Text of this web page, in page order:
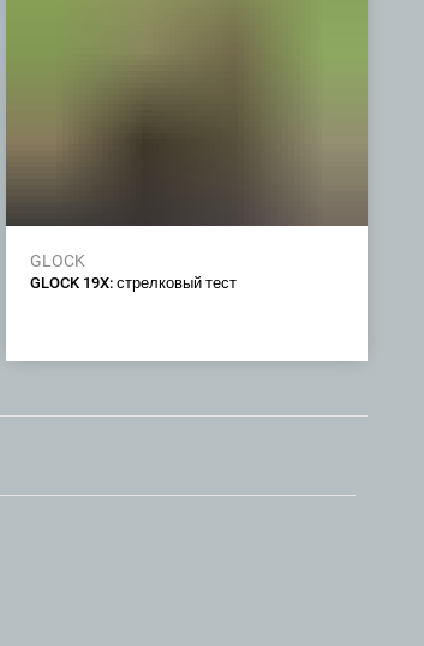
GLOCK
GLOCK 19X: стрелковый тест